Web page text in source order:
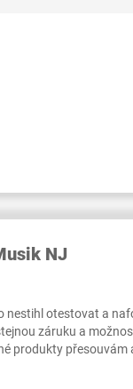
NJ
nestihl otestovat a
záruku a
produkty